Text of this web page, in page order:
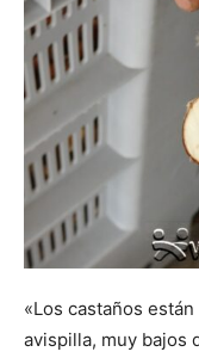
«Los castaños
avispilla, muy bajos